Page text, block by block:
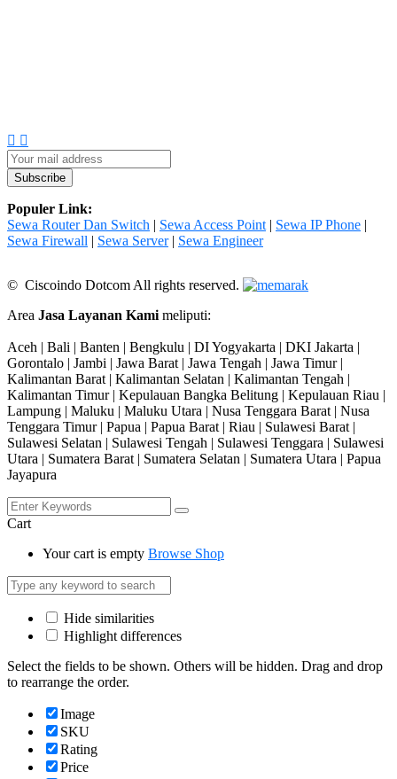
Populer Link:
Sewa Router Dan Switch | Sewa Access Point | Sewa IP Phone |
Sewa Firewall | Sewa Server| Sewa Engineer
© Ciscoindo Dotcom All rights reserved.
Area Jasa Layanan Kami meliputi:
Aceh | Bali | Banten | Bengkulu | DI Yogyakarta | DKI Jakarta |
Gorontalo | Jambi | Jawa Barat | Jawa Tengah | Jawa Timur |
Kalimantan Barat | Kalimantan Selatan | Kalimantan Tengah |
Kalimantan Timur | Kepulauan Bangka Belitung | Kepulauan Riau |
Lampung | Maluku | Maluku Utara | Nusa Tenggara Barat | Nusa
Tenggara Timur | Papua | Papua Barat | Riau | Sulawesi Barat |
Sulawesi Selatan | Sulawesi Tengah | Sulawesi Tenggara | Sulawesi
Utara | Sumatera Barat | Sumatera Selatan | Sumatera Utara | Papua
Jayapura
Cart
Your cart is empty Browse Shop
Hide similarities
Highlight differences
Select the fields to be shown. Others will be hidden. Drag and drop
to rearrange the order.
Image
SKU
Rating
Price